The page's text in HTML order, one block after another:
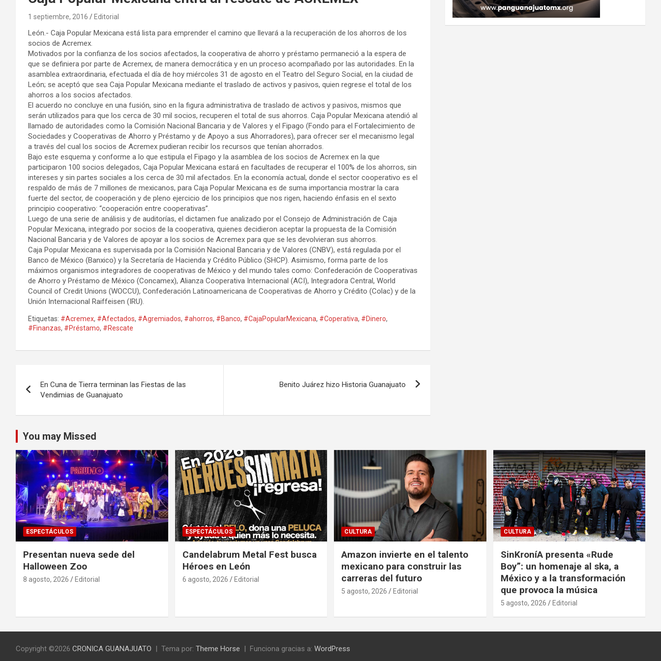
1 septiembre, 2016 Editorial
León.- Caja Popular Mexicana está lista para emprender el camino que llevará a la recuperación de los ahorros de los
socios de Acremex.
Motivados por la confianza de los socios afectados, la cooperativa de ahorro y préstamo permaneció a la espera de
que se definiera por parte de Acremex, de manera democrática y en un proceso acompañado por las autoridades. En la
asamblea extraordinaria, efectuada el día de hoy miércoles 31 de agosto en el Teatro del Seguro Social, en la ciudad de
León; se aceptó que sea Caja Popular Mexicana mediante el traslado de activos y pasivos, quien regrese el total de los
ahorros a los socios afectados.
El acuerdo no concluye en una fusión, sino en la figura administrativa de traslado de activos y pasivos, mismos que
serán utilizados para que los cerca de 30 mil socios, recuperen el total de sus ahorros. Caja Popular Mexicana atendió al
llamado de autoridades como la Comisión Nacional Bancaria y de Valores y el Fipago (Fondo para el Fortalecimiento de
Sociedades y Cooperativas de Ahorro y Préstamo y de Apoyo a sus Ahorradores), para ofrecer ser el mecanismo legal
a través del cual los socios de Acremex pudieran recibir los recursos que tenían ahorrados.
Bajo este esquema y conforme a lo que estipula el Fipago y la asamblea de los socios de Acremex en la que
participaron 100 socios delegados, Caja Popular Mexicana estará en facultades de recuperar el 100% de los ahorros, sin
intereses y sin partes sociales a los cerca de 30 mil afectados. En la economía actual, donde el sector cooperativo es el
respaldo de más de 7 millones de mexicanos, para Caja Popular Mexicana es de suma importancia mostrar la cara
fuerte del sector, de cooperación y de pleno ejercicio de los principios que nos rigen, haciendo énfasis en el sexto
principio cooperativo: “cooperación entre cooperativas”.
Luego de una serie de análisis y de auditorías, el dictamen fue analizado por el Consejo de Administración de Caja
Popular Mexicana, integrado por socios de la cooperativa, quienes decidieron aceptar la propuesta de la Comisión
Nacional Bancaria y de Valores de apoyar a los socios de Acremex para que se les devolvieran sus ahorros.
Caja Popular Mexicana es supervisada por la Comisión Nacional Bancaria y de Valores (CNBV), está regulada por el
Banco de México (Banxico) y la Secretaría de Hacienda y Crédito Público (SHCP). Asimismo, forma parte de los
máximos organismos integradores de cooperativas de México y del mundo tales como: Confederación de Cooperativas
de Ahorro y Préstamo de México (Concamex), Alianza Cooperativa Internacional (ACI), Integradora Central, World
Council of Credit Unions (WOCCU), Confederación Latinoamericana de Cooperativas de Ahorro y Crédito (Colac) y de la
Unión Internacional Raiffeisen (IRU).
Etiquetas: #Acremex, #Afectados, #Agremiados, #ahorros, #Banco, #CajaPopularMexicana, #Coperativa, #Dinero,
#Finanzas, #Préstamo, #Rescate
de
entradas
En Cuna de Tierra terminan las Fiestas de las
Vendimias de Guanajuato
Benito Juárez hizo Historia Guanajuato
You may Missed
ESPECTÁCULOS
Presentan nueva sede del
Halloween Zoo
8 agosto, 2026 Editorial
ESPECTÁCULOS
Candelabrum Metal Fest busca
Héroes en León
6 agosto, 2026 Editorial
CULTURA
Amazon invierte en el talento
mexicano para construir las
carreras del futuro
5 agosto, 2026 Editorial
CULTURA
SinKroníA presenta «Rude
Boy”: un homenaje al ska, a
México y a la transformación
que provoca la música
5 agosto, 2026 Editorial
Copyright ©2026 CRONICA GUANAJUATO Tema por: Theme Horse Funciona gracias a: WordPress